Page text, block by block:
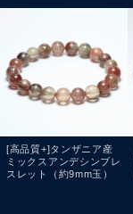
[高品質+]タンザニア産
ミックスアンデシンブレ
スレット（約9mm玉）